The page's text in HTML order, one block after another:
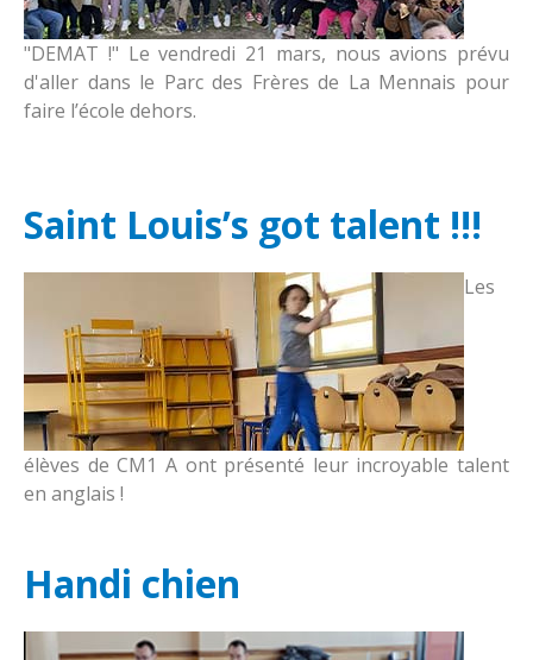
"DEMAT !" Le vendredi 21 mars, nous avions prévu
d'aller dans le Parc des Frères de La Mennais pour
faire l’école dehors.
Saint Louis’s got talent !!!
Les
élèves de CM1 A ont présenté leur incroyable talent
en anglais !
Handi chien